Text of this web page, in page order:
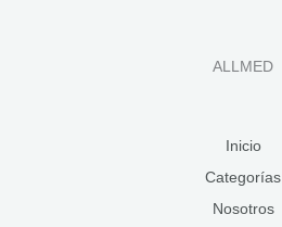
ALLMED
Inicio
Categorías
Nosotros